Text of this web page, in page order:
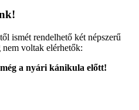
ismét rendelhető két népszerű
voltak elérhetők:
a nyári kánikula előtt!